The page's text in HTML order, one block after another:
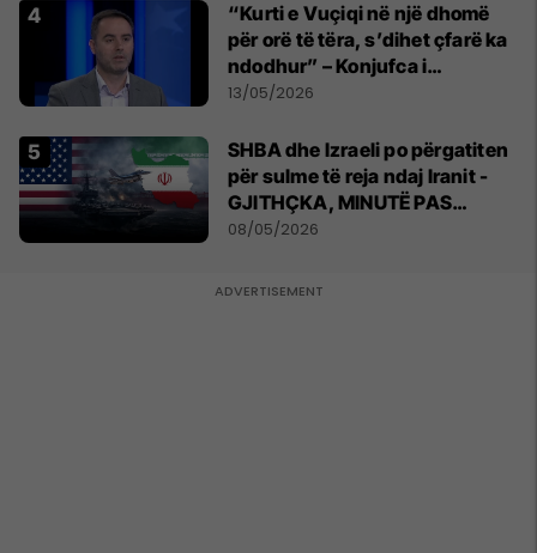
“Kurti e Vuçiqi në një dhomë
për orë të tëra, s’dihet çfarë ka
ndodhur” – Konjufca i
përgjigjet Osmanit
13/05/2026
SHBA dhe Izraeli po përgatiten
për sulme të reja ndaj Iranit -
GJITHÇKA, MINUTË PAS
MINUTE
08/05/2026